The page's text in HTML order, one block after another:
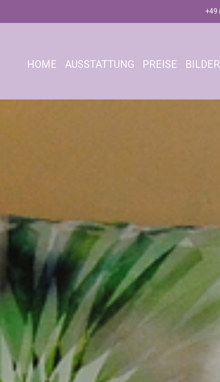
+49
HOME AUSSTATTUNG PREISE BILDER